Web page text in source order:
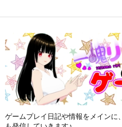
google-site-verification:
ゲームプレイ日記や情報をメインに